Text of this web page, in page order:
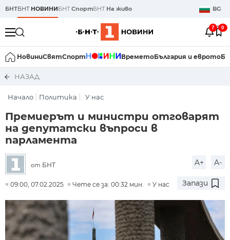
БНТБНТ НОВИНИБНТСпортБНТ На живо BG
7 0
НовиниСвятСпорт ВреметоБългария и еврото
НАЗАД
Начало Политика У нас
Премиерът и министри отговарят
на депутатски въпроси в
парламента
от БНТ A+ A-
09:00, 07.02.2025 Чете се за: 00:32 мин. У нас Запази